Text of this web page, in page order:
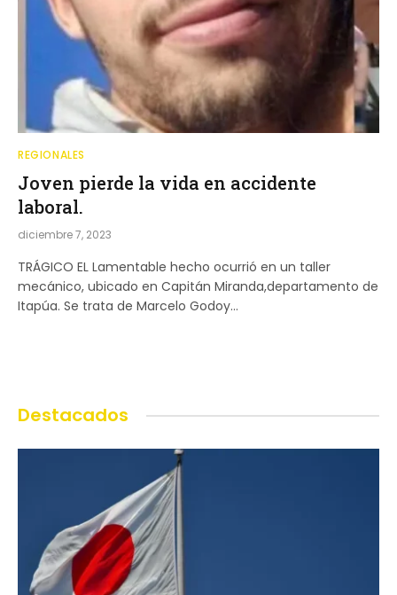
REGIONALES
Joven pierde la vida en accidente
laboral.
diciembre 7, 2023
TRÁGICO EL Lamentable hecho ocurrió en un taller
mecánico, ubicado en Capitán Miranda,departamento de
Itapúa. Se trata de Marcelo Godoy…
Destacados